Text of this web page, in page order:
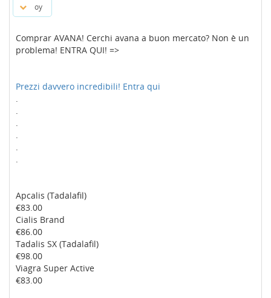
oy
Comprar AVANA! Cerchi avana a buon mercato? Non è un
problema! ENTRA QUI! =>
Prezzi davvero incredibili! Entra qui
.
.
.
.
.
.
Apcalis (Tadalafil)
€83.00
Cialis Brand
€86.00
Tadalis SX (Tadalafil)
€98.00
Viagra Super Active
€83.00